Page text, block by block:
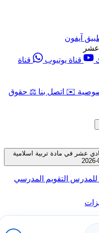
آيفون
عشر
قناة يوتيوب
قناة
✉️ اتصل بنا ⚖️ حقوق
عشر في مادة تربية اسلامية
للمدرس التقويم المدرسي